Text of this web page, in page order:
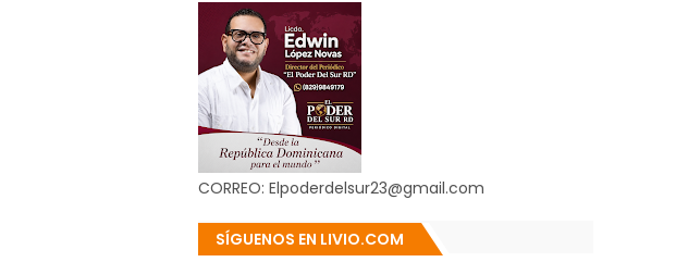
CORREO: Elpoderdelsur23@gmail.com
SÍGUENOS EN LIVIO.COM